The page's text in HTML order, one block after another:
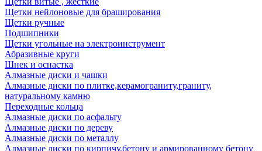
Щетки нейлоновые для браширования
Щетки ручные
Подшипники
Щетки угольные на электроинструмент
Абразивные круги
Шнек и оснастка
Алмазные диски и чашки
Алмазные диски по плитке,керамограниту,граниту,
натуральному камню
Переходные кольца
Алмазные диски по асфальту
Алмазные диски по дереву
Алмазные диски по металлу
Алмазные диски по кирпичу,бетону и армированному бетону